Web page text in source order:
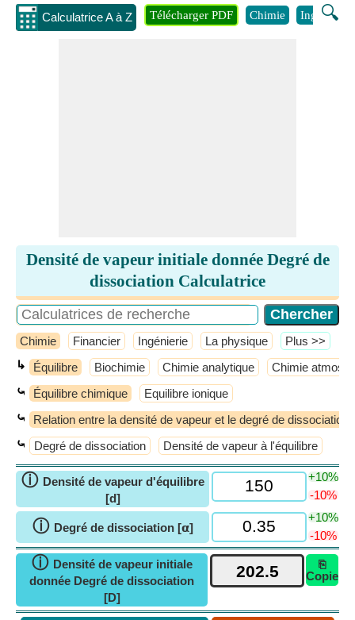
Calculatrice A à Z 🔍
Télécharger PDF Chimie Ingénierie
Densité de vapeur initiale donnée Degré de
dissociation Calculatrice
Chimie Financier Ingénierie La physique ​Plus >>
↳ Équilibre Biochimie Chimie analytique Chimie
⤿ Équilibre chimique Equilibre ionique
⤿ Relation entre la densité de vapeur et le degré de dissociation
⤿ Degré de dissociation Densité de vapeur à l'équilibre
ⓘ Densité de vapeur d'équilibre
[d]
+10%
-10%
ⓘ Degré de dissociation [𝝰]
+10%
-10%
ⓘ Densité de vapeur initiale
donnée Degré de dissociation
[D]
⎘
Copie